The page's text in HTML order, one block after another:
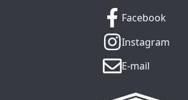
Facebook
Instagram
E-mail